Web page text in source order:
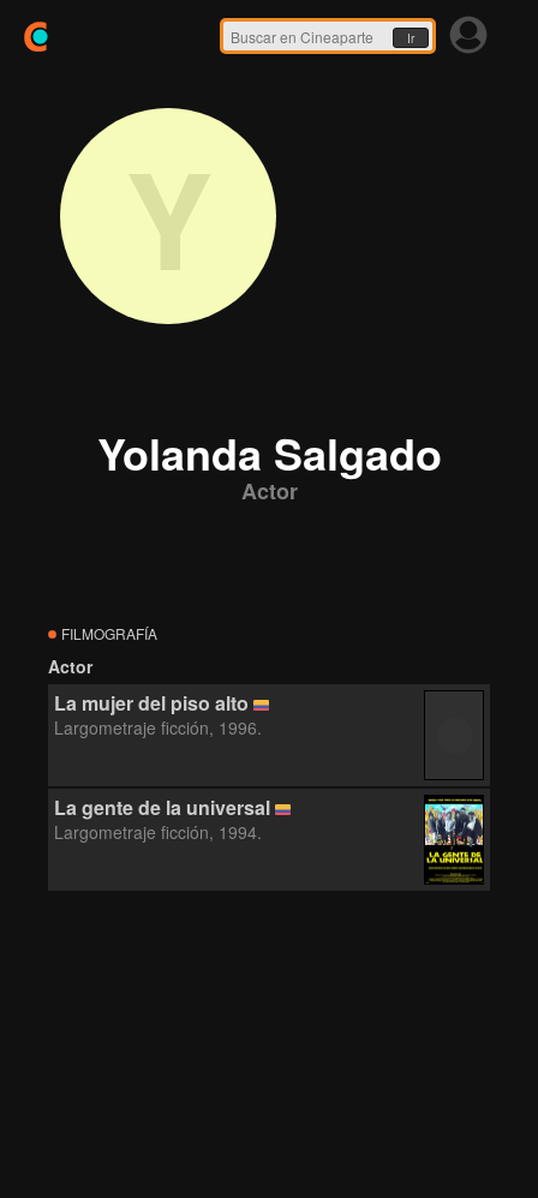
Ir
Y
Yolanda Salgado
Actor
FILMOGRAFÍA
Actor
La mujer del piso alto
Largometraje ficción, 1996.
La gente de la universal
Largometraje ficción, 1994.